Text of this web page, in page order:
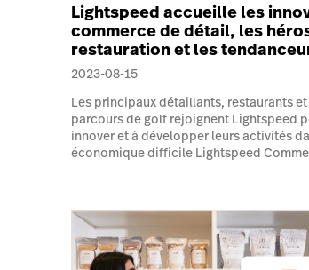
Lightspeed accueille les
commerce de détail, les
restauration et les
2023-08-15
Les principaux détaillants, restaurants
parcours de golf rejoignent Lightspeed
innover et à développer leurs activités
économique difficile Lightspeed